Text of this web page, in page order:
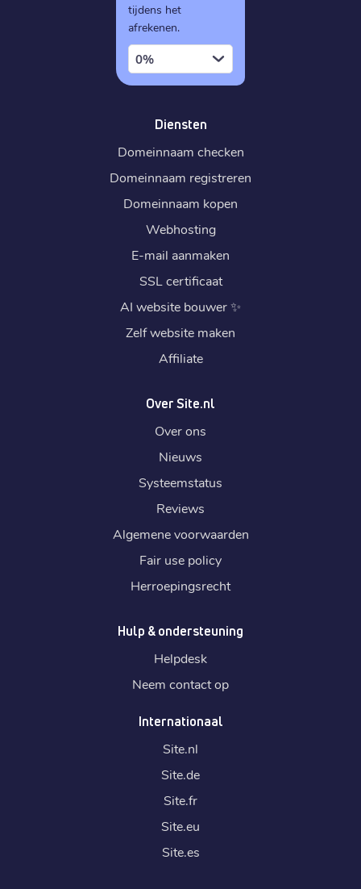
tijdens het
afrekenen.
0%
Diensten
Domeinnaam checken
Domeinnaam registreren
Domeinnaam kopen
Webhosting
E-mail aanmaken
SSL certificaat
AI website bouwer✨
Zelf website maken
Affiliate
Over Site.nl
Over ons
Nieuws
Systeemstatus
Reviews
Algemene voorwaarden
Fair use policy
Herroepingsrecht
Hulp & ondersteuning
Helpdesk
Neem contact op
Internationaal
Site.nl
Site.de
Site.fr
Site.eu
Site.es